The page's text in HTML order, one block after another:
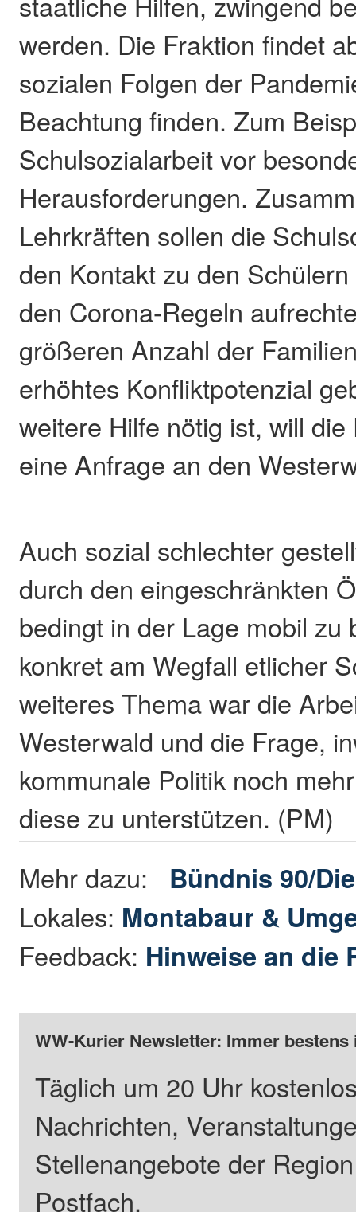
werden. Die Fraktion findet
sozialen Folgen der
Beachtung finden. Zum
Schulsozialarbeit vor
Herausforderungen.
Lehrkräften sollen die
den Kontakt zu den
den Corona-Regeln
größeren Anzahl der
erhöhtes Konfliktpotenzial
weitere Hilfe nötig ist, will
eine Anfrage an den
Auch sozial schlechter
durch den eingeschränkten
bedingt in der Lage mobil zu
konkret am Wegfall etlicher
weiteres Thema war die
Westerwald und die Frage,
kommunale Politik noch
diese zu unterstützen. (PM)
Mehr dazu: Bündnis 90/
Lokales: Montabaur &
Feedback: Hinweise an die
WW-Kurier Newsletter: Immer
Täglich um 20 Uhr
Nachrichten,
Stellenangebote der
Postfach.